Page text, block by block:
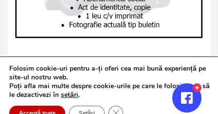
Copyright © 2026Jurnalul de Brăila
Politică de confidențialitate
Theme Horse
Folosim cookie-uri pentru a-ți oferi cea mai bună experiență pe
site-ul nostru web.
Poți afla mai multe despre cookie-urile pe care le folosim sau să
le dezactivezi în setări.
Close GDPR Cookie Banner